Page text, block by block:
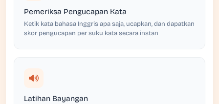
Pemeriksa Pengucapan Kata
Ketik kata bahasa Inggris apa saja, ucapkan, dan dapatkan
skor pengucapan per suku kata secara instan
Latihan Bayangan